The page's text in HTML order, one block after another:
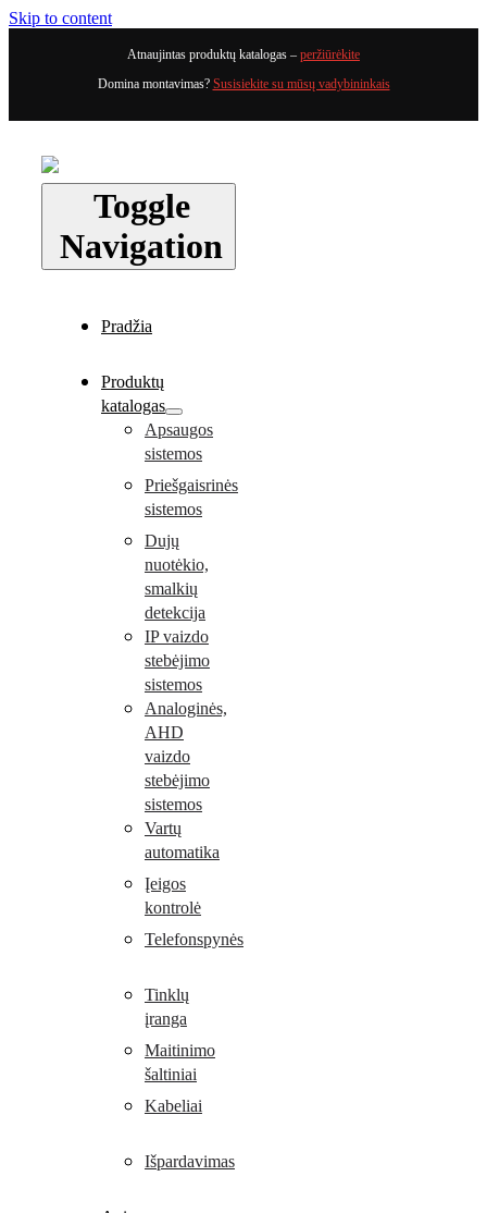
Skip to content
Atnaujintas produktų katalogas – peržiūrėkite
Domina montavimas? Susisiekite su mūsų vadybininkais
Toggle
Navigation
Pradžia
Produktų
katalogas
Apsaugos
sistemos
Priešgaisrinės
sistemos
Dujų
nuotėkio,
smalkių
detekcija
IP vaizdo
stebėjimo
sistemos
Analoginės,
AHD
vaizdo
stebėjimo
sistemos
Vartų
automatika
Įeigos
kontrolė
Telefonspynės
Tinklų
įranga
Maitinimo
šaltiniai
Kabeliai
Išpardavimas